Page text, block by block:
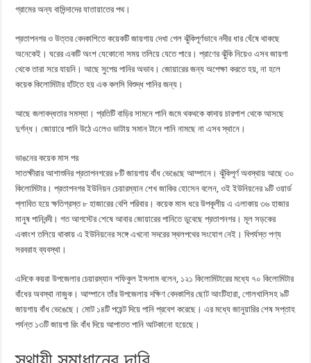
গ্রামের অন্য বাসিন্দাদের যাতায়াতের পথ।
প্রতাপনগর ও উত্তর বেদকাশিতে কয়েকটি জায়গায় দেখা গেল ঝুঁকিপূর্ণভাবে নদীর ধার ঘেঁষে থাকছে
অনেকেই। ঘরের একটি অংশ যেকোনো সময় তলিয়ে যেতে পারে। প্রাণের ঝুঁকি নিয়েও এসব জায়গা
থেকে তারা সরে যায়নি। আছে সুপেয় পানির অভাব। জোয়ারের জন্য অপেক্ষা করতে হয়, না হলে
কয়েক কিলোমিটার হাঁটতে হয় এক কলসি বিশুদ্ধ পানির জন্য।
আছে জলাবদ্ধতার সমস্যা। প্রতিটি বাড়ির সামনে পানি জমে থকথকে কাদায় চারপাশ থেকে আসছে
দুর্গন্ধ। জোয়ারে পানি উঠে এলেও ভাটায় সমান টানে পানি নামছে না এসব স্থানে।
ভাঙনের কয়েক মাস পর
সাতক্ষীরার আশাশুনির প্রতাপনগরের ৮টি জায়গায় বাঁধ ভেঙেছে আম্পানে। ঝুঁকিপূর্ণ অবস্থায় আছে ৩০
কিলোমিটার। প্রতাপনগর ইউনিয়ন চেয়ারম্যান শেখ জাকির হোসেন বলেন, ওই ইউনিয়নের ৯টি ওয়ার্ড
প্লাবিত হয়ে ক্ষতিগ্রস্ত ৮ হাজারের বেশি পরিবার। কয়েক মাস ধরে উপকূলীয় এ এলাকায় ৩৬ হাজার
মানুষ পানিবন্দী। গত আগস্টের শেষে আবার জোয়ারের পানিতে ডুবেছে প্রতাপনগর। মূল সড়কের
একাংশ তলিয়ে থাকায় এ ইউনিয়নের সঙ্গে এখনো সদরের স্থলপথের সংযোগ নেই। বিপর্যস্ত পণ্য
সরবরাহ ব্যবস্থা।
এদিকে কয়রা উপজেলার চেয়ারম্যান শফিকুল ইসলাম বলেন, ১২১ কিলোমিটারের মধ্যে ৭০ কিলোমিটার
বাঁধের অবস্থা নাজুক। আম্পানে তাঁর উপজেলায় দক্ষিণ বেদকাশির ছোট আংটিহারা, গোলখালিসহ ৯টি
জায়গায় বাঁধ ভেঙেছে। মোট ১৪টি পয়েন্ট দিয়ে পানি প্রবেশ করেছে। এর মধ্যে জানুয়ারির শেষ সপ্তাহ
পর্যন্ত ১৩টি জায়গা রিং বাঁধ দিয়ে আপাতত পানি আটকানো হয়েছে।